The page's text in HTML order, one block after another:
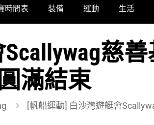
時間表 裝備 運動 生活
慈
圓滿結束
[帆船運動] 白沙灣遊艇會